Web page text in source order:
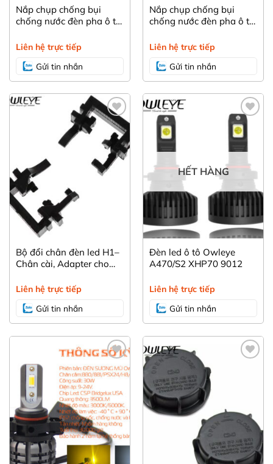
Nắp chụp chống bụi
chống nước đèn pha ô tô
105mm
Liên hệ trực tiếp
Gửi tin nhắn
Nắp chụp chống bụi
chống nước đèn pha ô tô
Liên hệ trực tiếp
Gửi tin nhắn
Bộ đổi chân đèn led H1–
Chân cài, Adapter cho
Mondeo.
Liên hệ trực tiếp
Gửi tin nhắn
HẾT HÀNG
Đèn led ô tô Owleye
A470/S2 XHP70 9012
Liên hệ trực tiếp
Gửi tin nhắn